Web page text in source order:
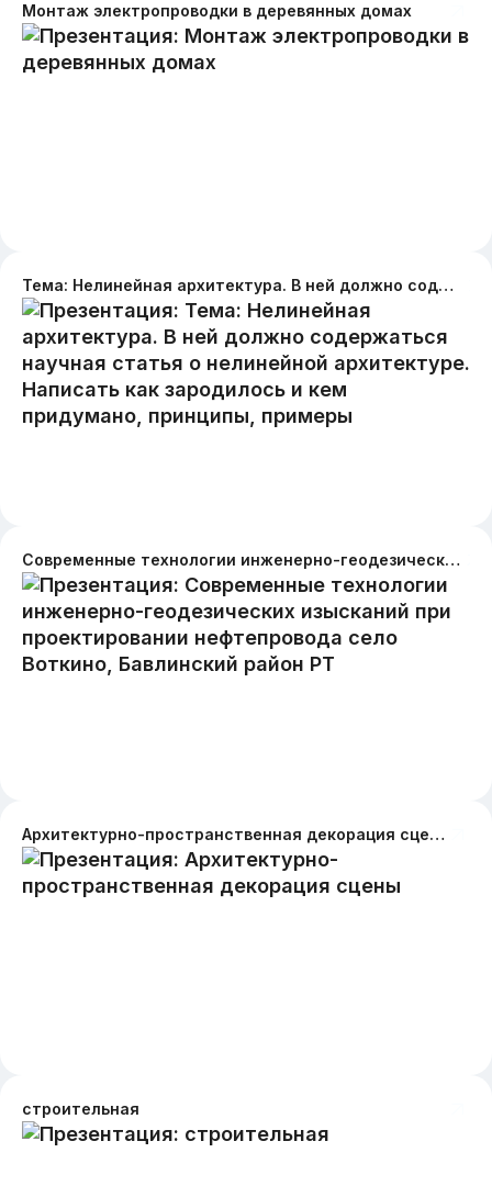
Монтаж электропроводки в деревянных домах
Тема: Нелинейная архитектура. В ней должно содержаться научная статья о нелинейной архитектуре. Написать как зародилось и кем придумано, принципы, примеры
Современные технологии инженерно-геодезических изысканий при проектировании нефтепровода село Воткино, Бавлинский район РТ
Архитектурно-пространственная декорация сцены
строительная